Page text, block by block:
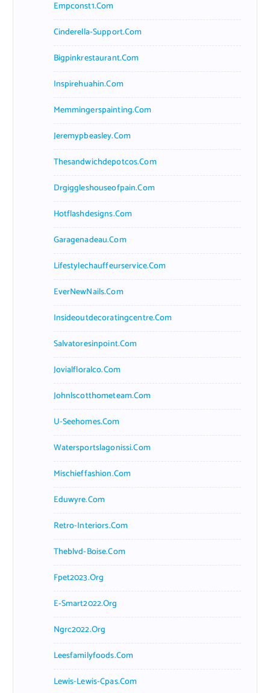
Empconst1.com
Cinderella-Support.com
Bigpinkrestaurant.com
Inspirehuahin.com
Memmingerspainting.com
Jeremypbeasley.com
Thesandwichdepotcos.com
Drgiggleshouseofpain.com
Hotflashdesigns.com
Garagenadeau.com
Lifestylechauffeurservice.com
EverNewNails.com
Insideoutdecoratingcentre.com
Salvatoresinpoint.com
Jovialfloralco.com
Johnlscotthometeam.com
U-Seehomes.com
Watersportslagonissi.com
Mischieffashion.com
Eduwyre.com
Retro-Interiors.com
Theblvd-Boise.com
Fpet2023.org
E-Smart2022.org
Ngrc2022.org
Leesfamilyfoods.com
Lewis-Lewis-Cpas.com